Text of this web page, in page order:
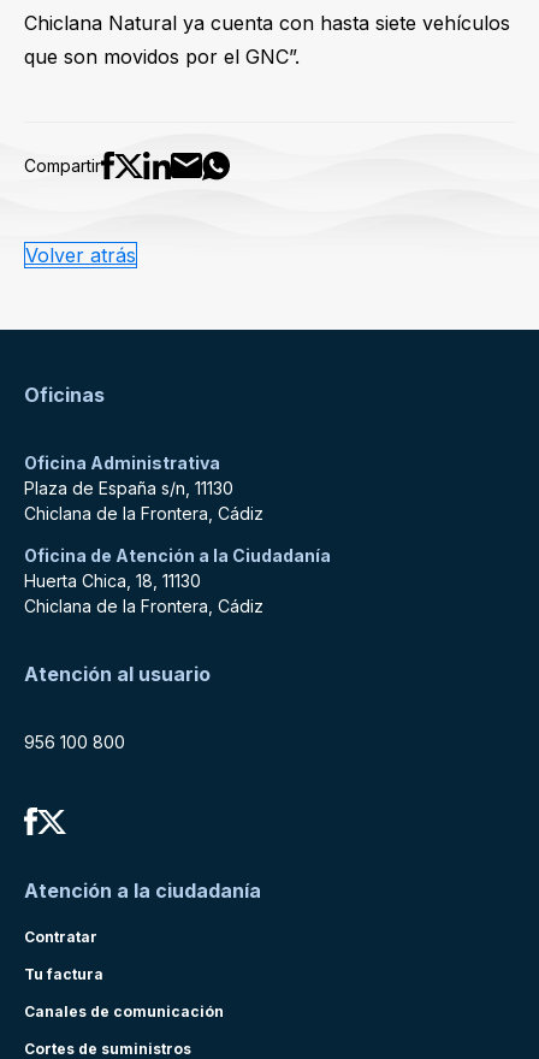
Chiclana Natural ya cuenta con hasta siete vehículos
que son movidos por el GNC”.
Compartir
Volver atrás
Oficinas
Oficina Administrativa
Plaza de España s/n, 11130
Chiclana de la Frontera, Cádiz
Oficina de Atención a la Ciudadanía
Huerta Chica, 18, 11130
Chiclana de la Frontera, Cádiz
Atención al usuario
956 100 800
Atención a la ciudadanía
Contratar
Tu factura
Canales de comunicación
Cortes de suministros